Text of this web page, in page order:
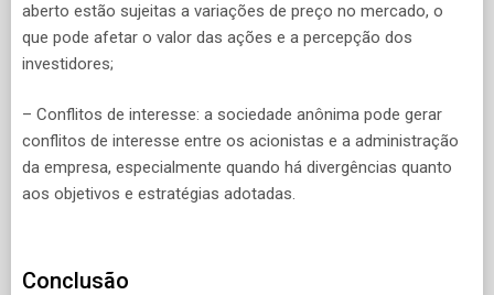
aberto estão sujeitas a variações de preço no mercado, o
que pode afetar o valor das ações e a percepção dos
investidores;
– Conflitos de interesse: a sociedade anônima pode gerar
conflitos de interesse entre os acionistas e a administração
da empresa, especialmente quando há divergências quanto
aos objetivos e estratégias adotadas.
Conclusão